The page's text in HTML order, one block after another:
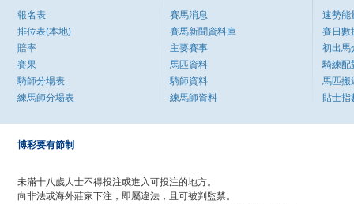
報名表
排位表(本地)
賠率
賽果
騎師分場表
練馬師分場表
賽馬消息
賽馬新聞資料庫
主要賽事
馬匹資料
騎師資料
練馬師資料
速勢能
賽日數
初出馬
騎練配
馬匹搬
貼士指
博彩要有節制
未滿十八歲人士不得投注或進入可投注的地方。
向非法或海外莊家下注，即屬違法，且可被判監禁。